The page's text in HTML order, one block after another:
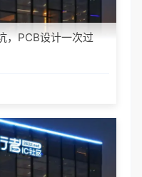
，PCB设计一次过